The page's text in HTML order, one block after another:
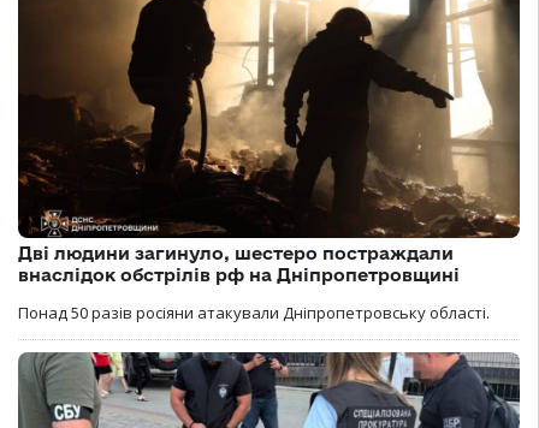
Дві людини загинуло, шестеро постраждали
внаслідок обстрілів рф на Дніпропетровщині
Понад 50 разів росіяни атакували Дніпропетровську області.